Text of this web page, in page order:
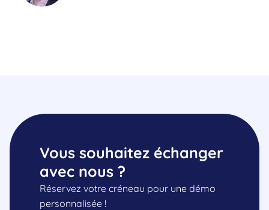
Vous souhaitez échanger
avec nous ?
Réservez votre créneau pour une démo
personnalisée !